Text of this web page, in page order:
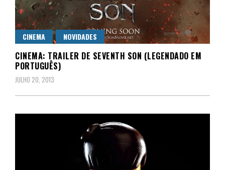
CINEMA NOVIDADES
CINEMA: TRAILER DE SEVENTH SON (LEGENDADO EM
PORTUGUÊS)
JULHO 20, 2013